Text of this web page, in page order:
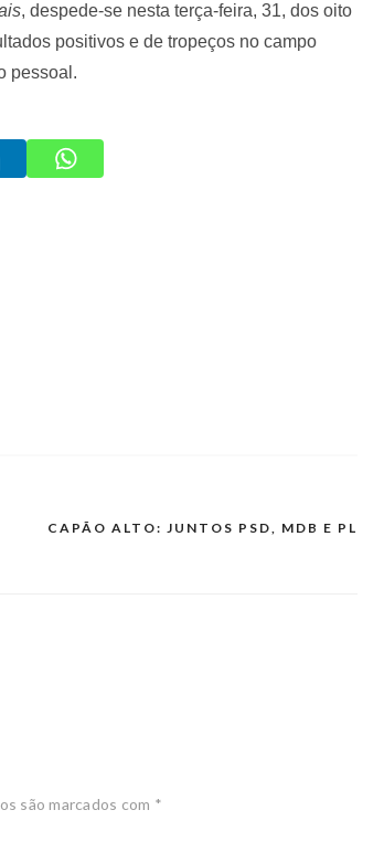
, despede-se nesta terça-feira, 31, dos oito
positivos e de tropeços no campo
pessoal.
CAPÃO ALTO: JUNTOS PSD, MDB E PL
são marcados com *